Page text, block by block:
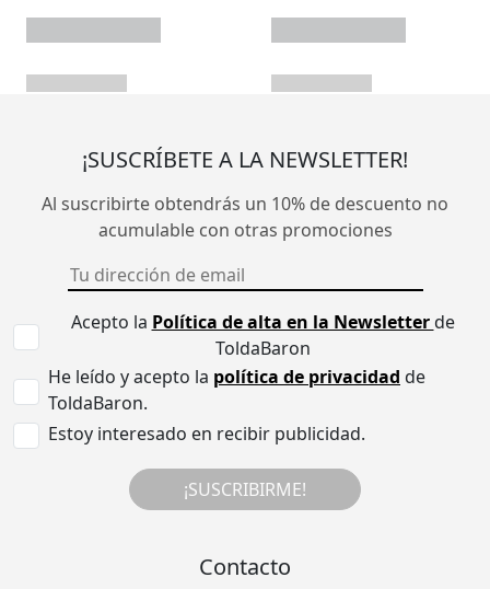
¡SUSCRÍBETE A LA NEWSLETTER!
Al suscribirte obtendrás un 10% de descuento no
acumulable con otras promociones
Acepto la Política de alta en la Newsletterde
ToldaBaron
He leído y acepto la política de privacidad de
ToldaBaron.
Estoy interesado en recibir publicidad.
¡SUSCRIBIRME!
Contacto